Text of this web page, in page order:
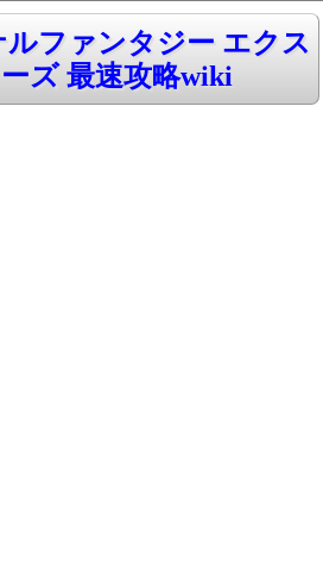
ファンタジー エクス
ズ 最速攻略wiki